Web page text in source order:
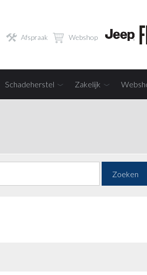
Afspraak Webshop
Schadeherstel Zakelijk
Zoeken